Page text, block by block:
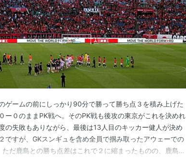
ゲームの前にしっかり90分で勝って勝ち点３を積み上げた
ー０のままPK戦へ。そのPK戦も後攻の東京がこれを決めれ
の失敗もありながら、最後は13人目のキッカー健人が決め
ですが、GKスンギュを含め全員で掴み取ったアウェーでの
だ鹿島との勝ち点差はこれで２に縮まったものの、鹿島は